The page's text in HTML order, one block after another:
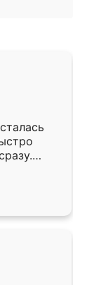
к
даже